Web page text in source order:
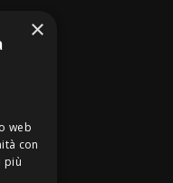
×
web
con
più